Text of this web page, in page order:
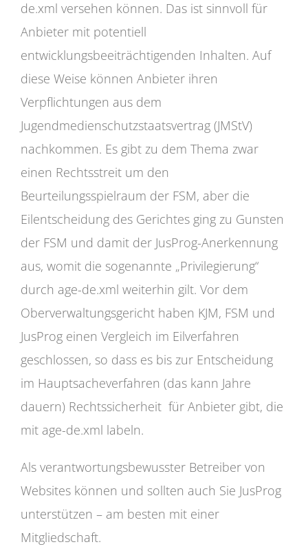
de.xml versehen können. Das ist sinnvoll für
Anbieter mit potentiell
entwicklungsbeeiträchtigenden Inhalten. Auf
diese Weise können Anbieter ihren
Verpflichtungen aus dem
Jugendmedienschutzstaatsvertrag (JMStV)
nachkommen. Es gibt zu dem Thema zwar
einen Rechtsstreit um den
Beurteilungsspielraum der FSM, aber die
Eilentscheidung des Gerichtes ging zu Gunsten
der FSM und damit der JusProg-Anerkennung
aus, womit die sogenannte „Privilegierung“
durch age-de.xml weiterhin gilt. Vor dem
Oberverwaltungsgericht haben KJM, FSM und
JusProg einen Vergleich im Eilverfahren
geschlossen, so dass es bis zur Entscheidung
im Hauptsacheverfahren (das kann Jahre
dauern) Rechtssicherheit für Anbieter gibt, die
mit age-de.xml labeln.
Als verantwortungsbewusster Betreiber von
Websites können und sollten auch Sie JusProg
unterstützen – am besten mit einer
Mitgliedschaft.